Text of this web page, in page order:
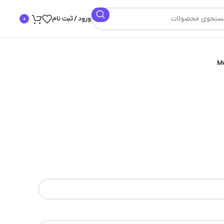
ورود / ثبت نام 0